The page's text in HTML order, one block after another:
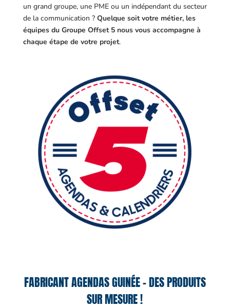
un grand groupe, une PME ou un indépendant du secteur
de la communication ? Quelque soit votre métier, les
équipes du Groupe Offset 5 nous vous accompagne à
chaque étape de votre projet.
FABRICANT AGENDAS GUINÉE – DES PRODUITS
SUR MESURE !